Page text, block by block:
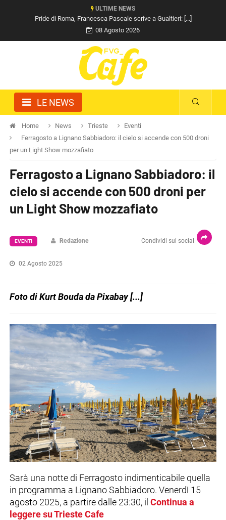
ULTIME NEWS
Pride di Roma, Francesca Pascale scrive a Gualtieri: [...]
08 Agosto 2026
LE NEWS
Home News Trieste
Eventi
Ferragosto a Lignano Sabbiadoro: il cielo si accende con 500 droni
per un Light Show mozzafiato
Ferragosto a Lignano Sabbiadoro: il
cielo si accende con 500 droni per
un Light Show mozzafiato
Condividi sui social
EVENTI Redazione
02 Agosto 2025
Foto di Kurt Bouda da Pixabay [...]
Sarà una notte di Ferragosto indimenticabile quella
in programma a Lignano Sabbiadoro. Venerdì 15
agosto 2025, a partire dalle 23:30, il Continua a
leggere su Trieste Cafe